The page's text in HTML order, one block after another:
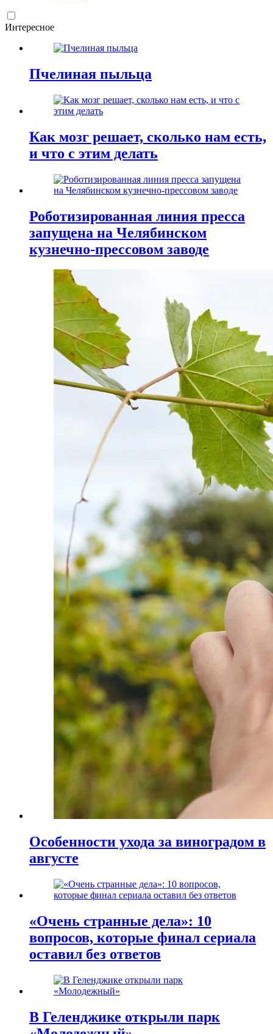
Интересное
Пчелиная пыльца
Как мозг решает, сколько нам есть,
и что с этим делать
Роботизированная линия пресса
запущена на Челябинском
кузнечно-прессовом заводе
Особенности ухода за виноградом в
августе
«Очень странные дела»: 10
вопросов, которые финал сериала
оставил без ответов
В Геленджике открыли парк